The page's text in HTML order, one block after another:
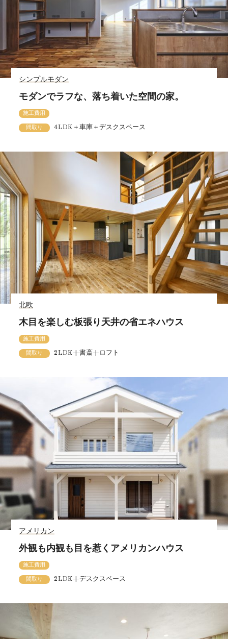
シンプルモダン
モダンでラフな、落ち着いた空間の家。
施工費用
間取り 4LDK＋車庫＋デスクスペース
北欧
木目を楽しむ板張り天井の省エネハウス
施工費用
間取り 2LDK+書斎+ロフト
アメリカン
外観も内観も目を惹くアメリカンハウス
施工費用
間取り 2LDK+デスクスペース